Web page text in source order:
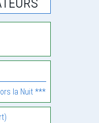
la Nuit ***